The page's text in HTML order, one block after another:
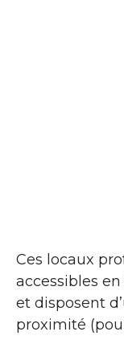
Ces locaux
accessibles
et disposent
proximité